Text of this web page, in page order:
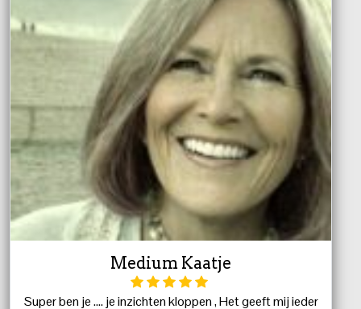
Medium Kaatje
Super ben je .... je inzichten kloppen , Het geeft mij ieder